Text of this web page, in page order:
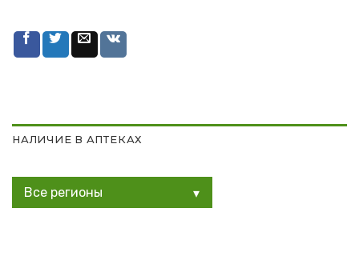
НАЛИЧИЕ В АПТЕКАХ
Все регионы